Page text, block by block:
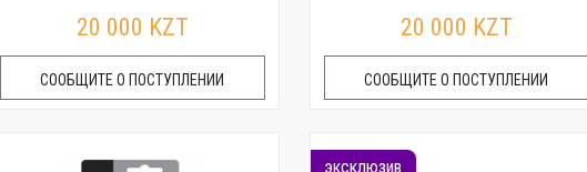
20 000 KZT
СООБЩИТЕ О ПОСТУПЛЕНИИ
20 000 KZT
СООБЩИТЕ О ПОСТУПЛЕНИИ
эксклюзив